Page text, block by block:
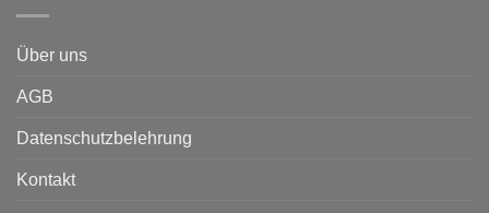
Über uns
AGB
Datenschutzbelehrung
Kontakt